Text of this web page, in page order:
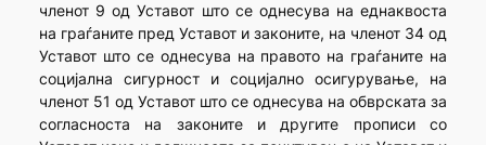
членот 9 од Уставот што се однесува на еднаквоста
на граѓаните пред Уставот и законите, на членот 34 од
Уставот што се однесува на правото на граѓаните на
социјална сигурност и социјално осигурување, на
членот 51 од Уставот што се однесува на обврската за
согласноста на законите и другите прописи со